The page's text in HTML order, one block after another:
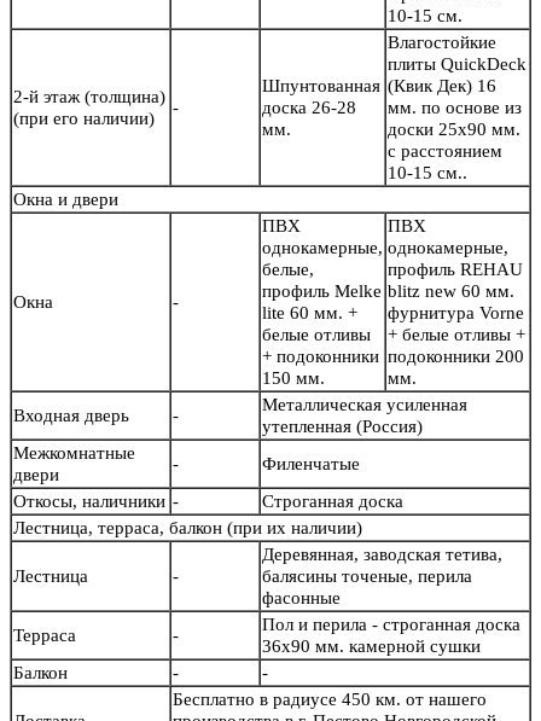
10-15 см.
2-й этаж (толщина)
(при его наличии)
-
Шпунтованная
доска 26-28
мм.
Влагостойкие
плиты QuickDeck
(Квик Дек) 16
мм. по основе из
доски 25х90 мм.
с расстоянием
10-15 см..
Окна и двери
Окна -
ПВХ
однокамерные,
белые,
профиль Melke
lite 60 мм. +
белые отливы
+ подоконники
150 мм.
ПВХ
однокамерные,
профиль REHAU
blitz new 60 мм.
фурнитура Vorne
+ белые отливы +
подоконники 200
мм.
Входная дверь
-
Металлическая усиленная
утепленная (Россия)
Межкомнатные
двери
-
Филенчатые
Откосы, наличники -
Строганная доска
Лестница, терраса, балкон (при их наличии)
Лестница -
Деревянная, заводская тетива,
балясины точеные, перила
фасонные
Терраса
-
Пол и перила - строганная доска
36х90 мм. камерной сушки
Балкон
- -
Бесплатно в радиусе 450 км. от нашего